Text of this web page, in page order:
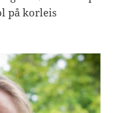
på korleis